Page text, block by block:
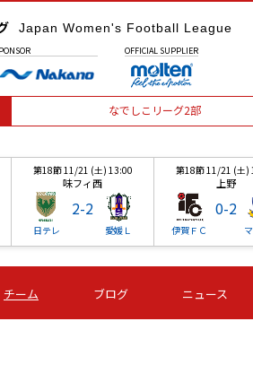
Japan Women's Football League
OFFICIAL SUPPLIER
なでしこリーグ2部
第18節 11/21 (土) 13:00
味フィ西
日テレ
2-2
愛媛Ｌ
第18節 11/21 (土)
上野
伊賀ＦＣ
0-2
第18節 11/21 (土) 13:00
味フィ西
2-2
上野
0-2
チーム ブログ ニュース